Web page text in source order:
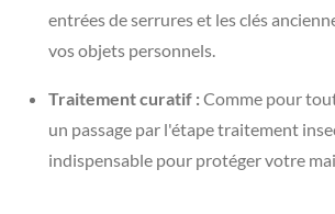
entrées de serrures et les clés
vos objets personnels.
Traitement curatif :Comme pour
un passage par l'étape traitement
indispensable pour protéger votre